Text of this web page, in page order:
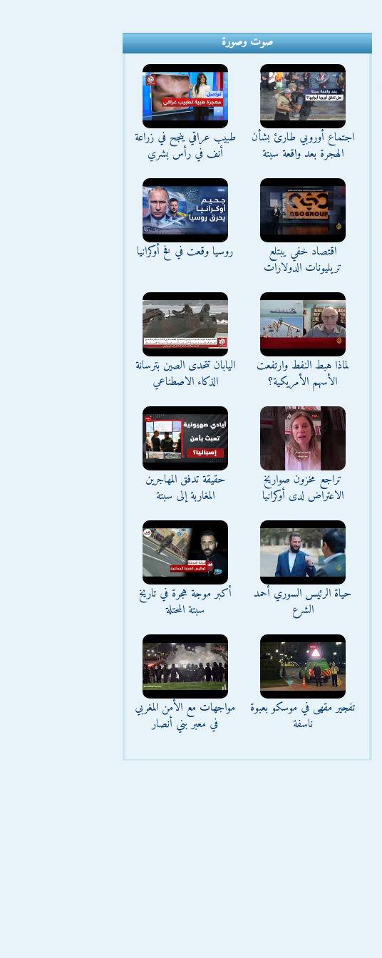
صوت وصورة
اجتماع أوروبي طارئ بشأن
الهجرة بعد واقعة سبتة
طبيب عراقي ينجح في زراعة
أنف في رأس بشري
اقتصاد خفي يبتلع
تريليونات الدولارات
روسيا وقعت في فخ أوكرانيا
لماذا هبط النفط وارتفعت
الأسهم الأمريكية؟
اليابان تتحدى الصين بترسانة
الذكاء الاصطناعي
تراجع مخزون صواريخ
الاعتراض لدى أوكرانيا
حقيقة تدفق المهاجرين
المغاربة إلى سبتة
حياة الرئيس السوري أحمد
الشرع
أكبر موجة هجرة في تاريخ
سبتة المحتلة
تفجير مقهى في موسكو بعبوة
ناسفة
مواجهات مع الأمن المغربي
في معبر بني أنصار